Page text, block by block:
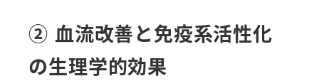
② 血流改善と免疫系活性化
の生理学的効果